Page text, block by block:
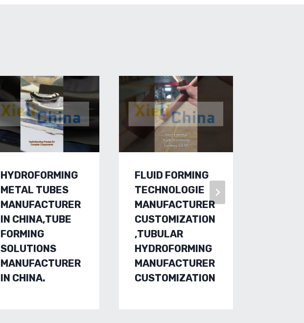
HYDROFORMING
METAL TUBES
MANUFACTURER
IN CHINA,TUBE
FORMING
SOLUTIONS
MANUFACTURER
IN CHINA.
FLUID FORMING
TECHNOLOGIE
MANUFACTURER
CUSTOMIZATION
,TUBULAR
HYDROFORMING
MANUFACTURER
CUSTOMIZATION